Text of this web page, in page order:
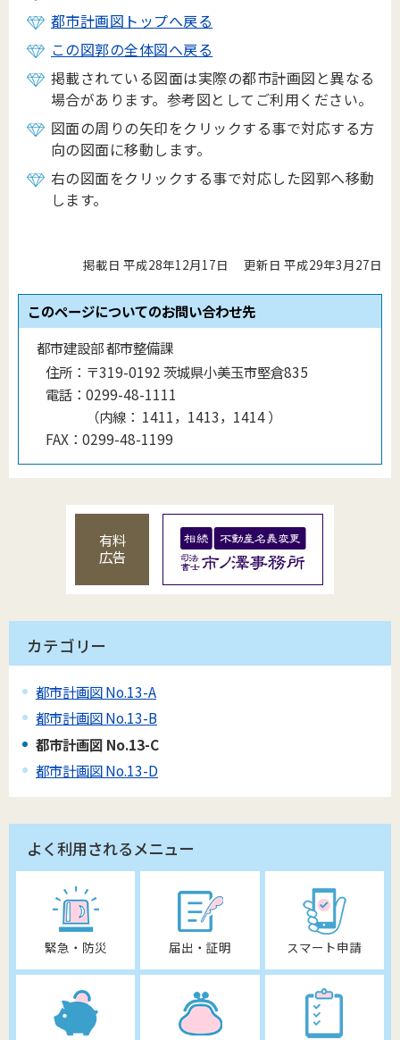
都市計画図トップへ戻る
この図郭の全体図へ戻る
掲載されている図面は実際の都市計画図と異なる
場合があります。参考図としてご利用ください。
図面の周りの矢印をクリックする事で対応する方
向の図面に移動します。
右の図面をクリックする事で対応した図郭へ移動
します。
掲載日 平成28年12月17日 更新日 平成29年3月27日
このページについてのお問い合わせ先
都市建設部 都市整備課
住所： 〒319-0192 茨城県小美玉市堅倉835
電話： 0299-48-1111
（内線 ： 1411，1413，1414）
FAX： 0299-48-1199
有料
広告
カテゴリー
都市計画図 No.13-A
都市計画図 No.13-B
都市計画図 No.13-C
都市計画図 No.13-D
よく利用されるメニュー
緊急・防災 届出・証明 スマート申請